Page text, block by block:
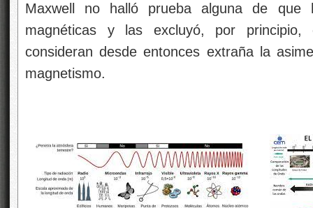
Maxwell no halló prueba alguna de que
magnéticas y las excluyó, por
consideran desde entonces extraña la
magnetismo.